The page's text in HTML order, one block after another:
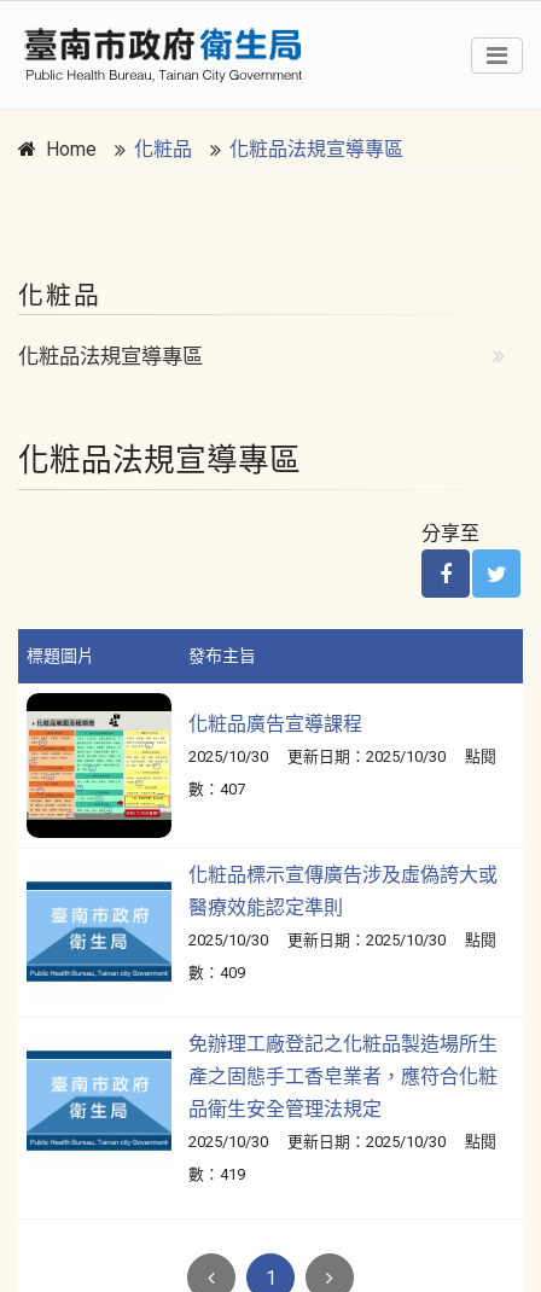
Home 化粧品 化粧品法規宣導專區
化粧品
化粧品法規宣導專區
化粧品法規宣導專區
分享至
標題圖片 發布主旨
化粧品廣告宣導課程
2025/10/30 更新日期：2025/10/30 點閱
數：407
化粧品標示宣傳廣告涉及虛偽誇大或
醫療效能認定準則
2025/10/30 更新日期：2025/10/30 點閱
數：409
免辦理工廠登記之化粧品製造場所生
產之固態手工香皂業者，應符合化粧
品衛生安全管理法規定
2025/10/30 更新日期：2025/10/30 點閱
數：419
1